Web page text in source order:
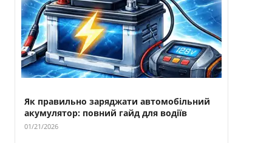
Як правильно заряджати автомобільний
акумулятор: повний гайд для водіїв
01/21/2026